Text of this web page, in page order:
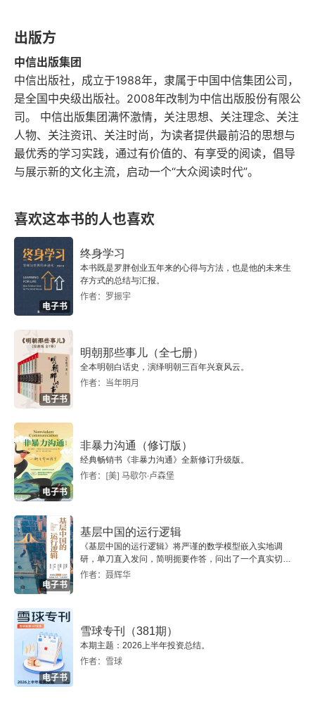
以太与机械观
结语
3 场、相对论
场的图示法
场的实在性
场与以太
力学的框架
以太与运动
时间、距离、相对论
相对论与力学
时——空连续区
广义相对论
在升降机外和升降机内
几何学与实验
广义相对论及其实验验证
场与实物
结语
4 量子
连续性、不连续性
像那个完美的侦探故事，“不会让我们失望”。
出版方
中信出版集团
中信出版社，成立于1988年，隶属于中国中信集团公司，
是全国中央级出版社。2008年改制为中信出版股份有限公
司。 中信出版集团满怀激情，关注思想、关注理念、关注
人物、关注资讯、关注时尚，为读者提供最前沿的思想与
最优秀的学习实践，通过有价值的、有享受的阅读，倡导
与展示新的文化主流，启动一个“大众阅读时代”。
喜欢这本书的人也喜欢
电子书
终身学习
本书既是罗胖创业五年来的心得与方法，也是他的未来生
存方式的总结与汇报。
作者：罗振宇
电子书
明朝那些事儿（全七册）
全本明朝白话史，演绎明朝三百年兴衰风云。
作者：当年明月
电子书
非暴力沟通（修订版）
经典畅销书《非暴力沟通》全新修订升级版。
作者：[美] 马歇尔·卢森堡
电子书
基层中国的运行逻辑
《基层中国的运行逻辑》将严谨的数学模型嵌入实地调
研，单刀直入发问，简明扼要作答，问出了一个真实切近
的基层中国。
作者：聂辉华
电子书
雪球专刊（381期）
本期主题：2026上半年投资总结。
作者：雪球